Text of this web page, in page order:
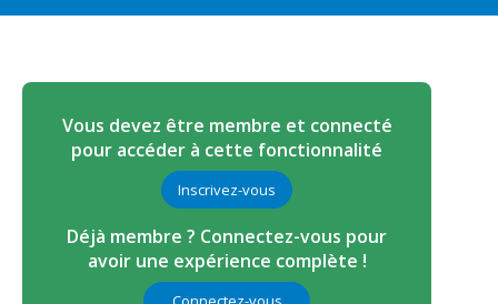
Vous devez être membre et connecté
pour accéder à cette fonctionnalité
Inscrivez-vous
Déjà membre ? Connectez-vous pour
avoir une expérience complète !